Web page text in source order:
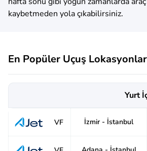
kaybetmeden yola çıkabilirsiniz.
En Popüler Uçuş
Yurt
VF İzmir - İstanbul